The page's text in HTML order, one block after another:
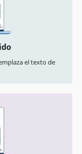
el texto de